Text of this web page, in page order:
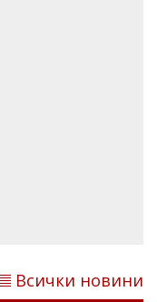
Всички новини